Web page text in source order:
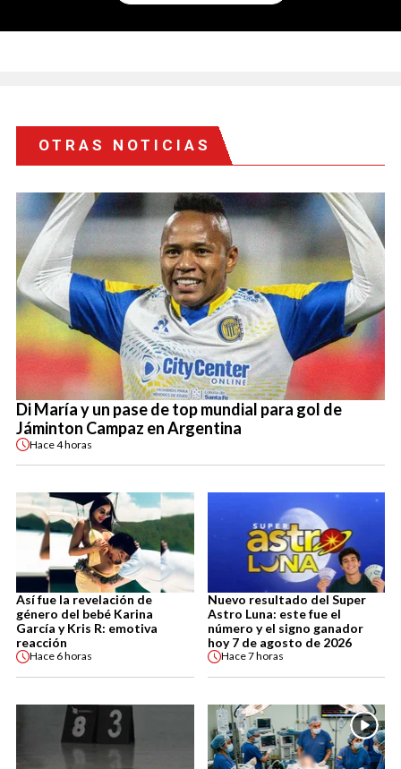
OTRAS NOTICIAS
Di María y un pase de top mundial para gol de
Jáminton Campaz en Argentina
Hace4 horas
Así fue la revelación de
género del bebé Karina
García y Kris R: emotiva
reacción
Hace 6 horas
Nuevo resultado del Super
Astro Luna: este fue el
número y el signo ganador
hoy 7 de agosto de 2026
Hace7 horas